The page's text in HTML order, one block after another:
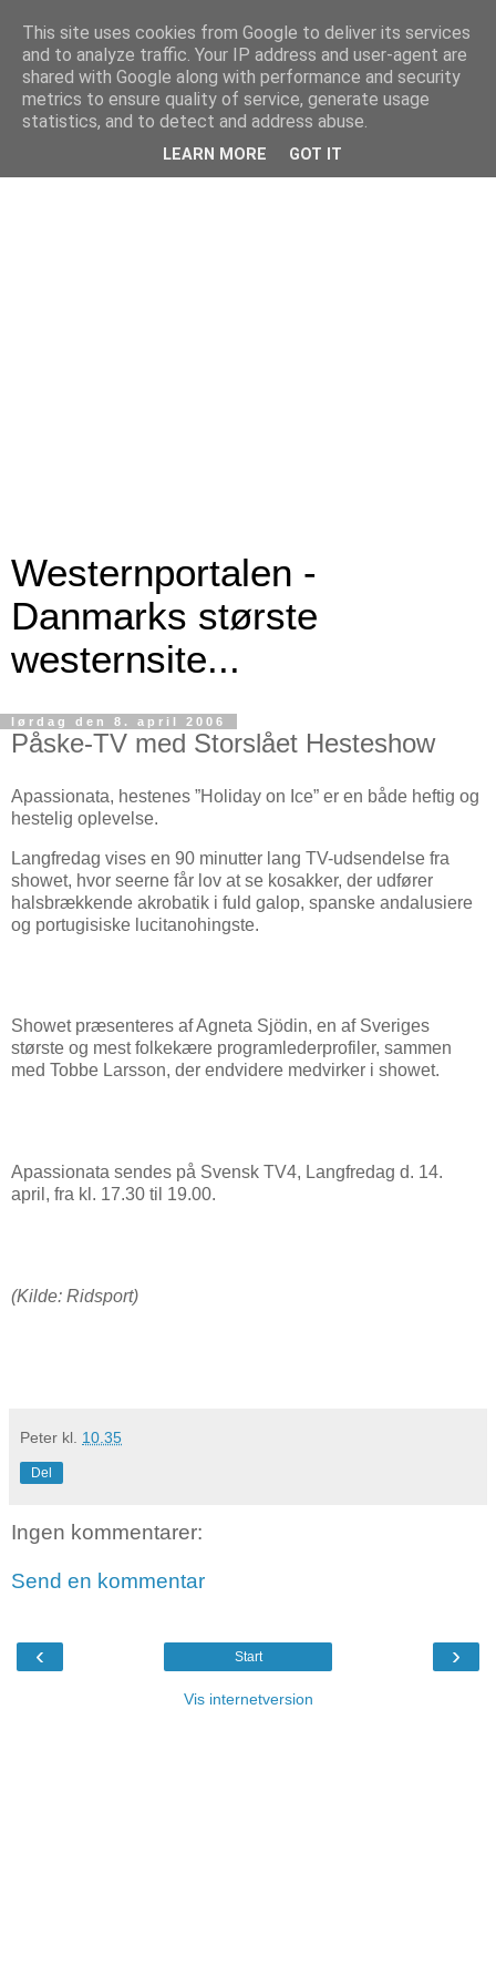
Westernportalen -
Danmarks største
westernsite...
lørdag den 8. april 2006
Påske-TV med Storslået Hesteshow
Apassionata, hestenes ”Holiday on Ice” er en både heftig og
hestelig oplevelse.
Langfredag vises en 90 minutter lang TV-udsendelse fra
showet, hvor seerne får lov at se kosakker, der udfører
halsbrækkende akrobatik i fuld galop, spanske andalusiere
og portugisiske lucitanohingste.
Showet præsenteres af Agneta Sjödin, en af Sveriges
største og mest folkekære programlederprofiler, sammen
med Tobbe Larsson, der endvidere medvirker i showet.
Apassionata sendes på Svensk TV4, Langfredag d. 14.
april, fra kl. 17.30 til 19.00.
(Kilde: Ridsport)
Peter kl. 10.35
Del
Ingen kommentarer:
Send en kommentar
‹ ›
Start
Vis internetversion
This site uses cookies from Google to deliver its services
and to analyze traffic. Your IP address and user-agent are
shared with Google along with performance and security
metrics to ensure quality of service, generate usage
statistics, and to detect and address abuse.
LEARN MORE GOT IT